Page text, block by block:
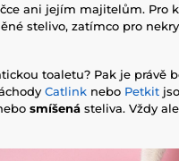
ani jejím majitelům. Pro
stelivo, zatímco pro
toaletu? Pak je právě
Catlink nebo Petkit
smíšená steliva. Vždy